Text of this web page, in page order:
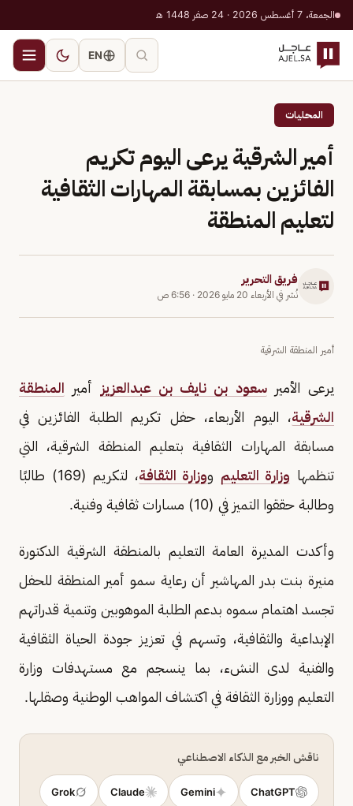
الجمعة، 7 أغسطس 2026 · 24 صفر 1448 هـ
EN
المحليات
أمير الشرقية يرعى اليوم تكريم
الفائزين بمسابقة المهارات الثقافية
لتعليم المنطقة
فريق التحرير
نُشر في الأربعاء 20 مايو 2026 · 6:56 ص
أمير المنطقة الشرقية
يرعى الأميرسعود بن نايف بن عبدالعزيز أمير المنطقة
الشرقية، اليوم الأربعاء، حفل تكريم الطلبة الفائزين في
مسابقة المهارات الثقافية بتعليم المنطقة الشرقية، التي
تنظمها وزارة التعليم ووزارة الثقافة
، لتكريم (169) طالبًا
وطالبة حققوا التميز في (10) مسارات ثقافية وفنية.
وأكدت المديرة العامة التعليم بالمنطقة الشرقية الدكتورة
منيرة بنت بدر المهاشير أن رعاية سمو أمير المنطقة للحفل
تجسد اهتمام سموه بدعم الطلبة الموهوبين وتنمية قدراتهم
الإبداعية والثقافية، وتسهم في تعزيز جودة الحياة الثقافية
والفنية لدى النشء، بما ينسجم مع مستهدفات وزارة
التعليم ووزارة الثقافة في اكتشاف المواهب الوطنية وصقلها.
ناقش الخبر مع الذكاء الاصطناعي
ChatGPT
Gemini
Claude
Grok